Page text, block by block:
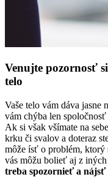
Venujte pozornosť
telo
Vaše telo vám dáva jasne
vám chýba len
Ak si však všímate na
krku či svalov a doteraz
môže ísť o problém, ktorý
vás môžu bolieť aj z
treba spozornieť a